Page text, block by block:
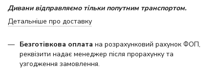
Дивани відправляємо тільки попутним транспортом.
Детальніше про доставку
Безготівкова оплата на розрахунковий рахунок ФОП,
реквізити надає менеджер після прорахунку та
узгодження замовлення.